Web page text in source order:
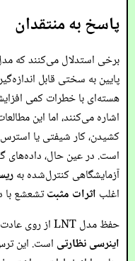
پاسخ به منتقدان
پایین به سختی قابل
هسته‌ای با خطرات کمی
اشاره می‌کنند، اما این
کشیدن، کار شیفتی یا
است. در عین حال، داده‌های
آزمایشگاهی کنترل‌شده به
اغلب اثرات مثبتتشعشع با
حفظ مدل LNT از روی عادت یا احتیاط، احتیاط علمی نیست – این
اینرسی نظارتی است. این